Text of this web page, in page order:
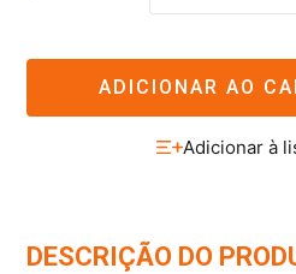
ADICIONAR AO
DESCRIÇÃO DO